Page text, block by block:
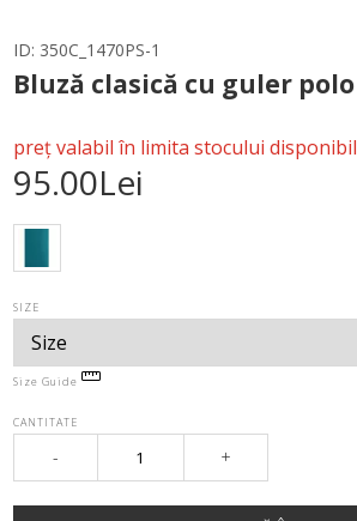
ID: 350C_1470PS-1
Bluză clasică cu guler polo
preț valabil în limita stocului disponibil
95.00Lei
SIZE
Size Guide
CANTITATE
- +